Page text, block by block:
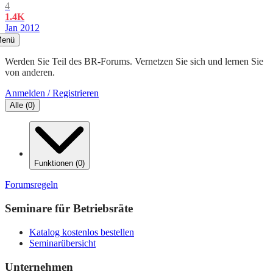
4
1.4K
Jan 2012
Werden Sie Teil des BR-Forums. Vernetzen Sie sich und lernen Sie
von anderen.
Anmelden / Registrieren
Alle (0)
Funktionen (0)
Forumsregeln
Seminare für Betriebsräte
Katalog kostenlos bestellen
Seminarübersicht
Unternehmen